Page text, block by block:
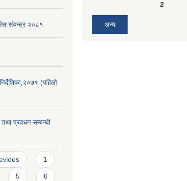
संयन्त्र २०८१
(पहिलो
प्रवधन सम्बन्धी
1
5 6
2
अन्य